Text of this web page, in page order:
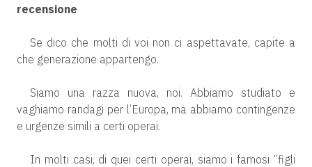
recensione
Se dico che molti di voi non ci aspettavate, capite a
che generazione appartengo.
Siamo una razza nuova, noi. Abbiamo studiato e
vaghiamo randagi per l’Europa, ma abbiamo contingenze
e urgenze simili a certi operai.
In molti casi, di quei certi operai, siamo i famosi “figli